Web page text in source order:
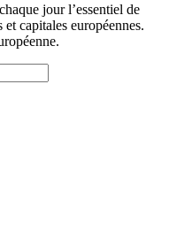
jour l’essentiel de
capitales européennes.